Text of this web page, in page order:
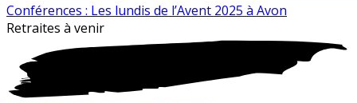
Conférences : Les lundis de l’Avent 2025 à Avon
Retraites à venir